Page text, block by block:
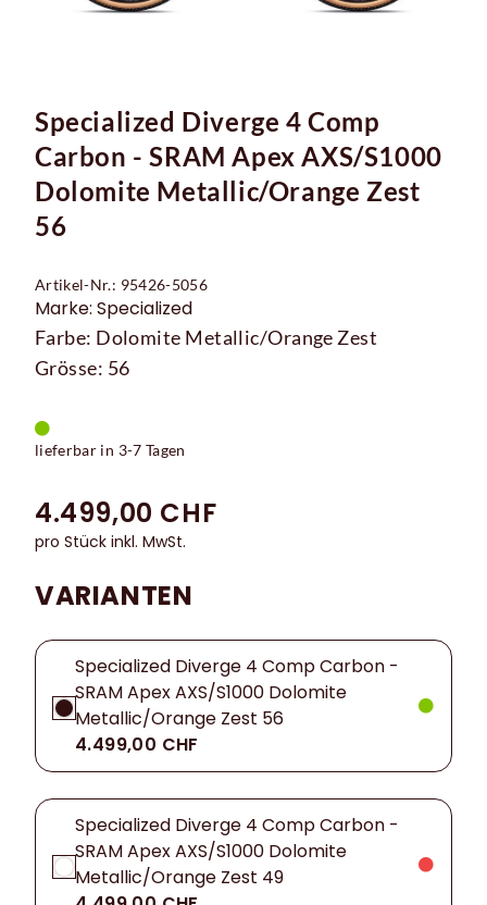
Specialized Diverge 4 Comp
Carbon - SRAM Apex AXS/S1000
Dolomite Metallic/Orange Zest
56
Artikel-Nr.: 95426-5056
Marke: Specialized
Farbe: Dolomite Metallic/Orange Zest
Grösse: 56
lieferbar in 3-7 Tagen
4.499,00 CHF
pro Stück inkl. MwSt.
VARIANTEN
Specialized Diverge 4 Comp Carbon -
SRAM Apex AXS/S1000 Dolomite
Metallic/Orange Zest 56
4.499,00 CHF
Specialized Diverge 4 Comp Carbon -
SRAM Apex AXS/S1000 Dolomite
Metallic/Orange Zest 49